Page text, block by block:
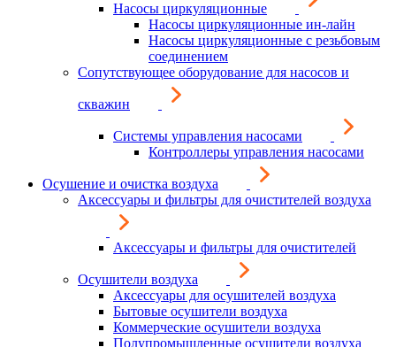
Насосы циркуляционные
Насосы циркуляционные ин-лайн
Насосы циркуляционные с резьбовым
соединением
Сопутствующее оборудование для насосов и
скважин
Системы управления насосами
Контроллеры управления насосами
Осушение и очистка воздуха
Аксессуары и фильтры для очистителей воздуха
Аксессуары и фильтры для очистителей
Осушители воздуха
Аксессуары для осушителей воздуха
Бытовые осушители воздуха
Коммерческие осушители воздуха
Полупромышленные осушители воздуха